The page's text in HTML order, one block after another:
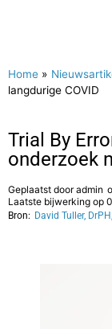
Home »
langdurige COVID
Trial By
onderzoek
Geplaatst dooradmin
Laatste bijwerking op
Bron: David Tuller,